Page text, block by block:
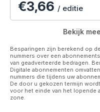
model
For more information,
Published by Key
title is ©
Please note: Posters
printed magazine are
€3,66 / editie
Bekijk
Besparingen zijn berekend op
nummers over een
van geadverteerde bedragen.
Digitale abonnementen
nummers die tijdens uw
De door u gekozen termijn
voor het einde van het lopende
zone.